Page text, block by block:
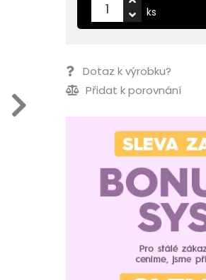
ks
Dotaz k výrobku?
Přidat k porovnání